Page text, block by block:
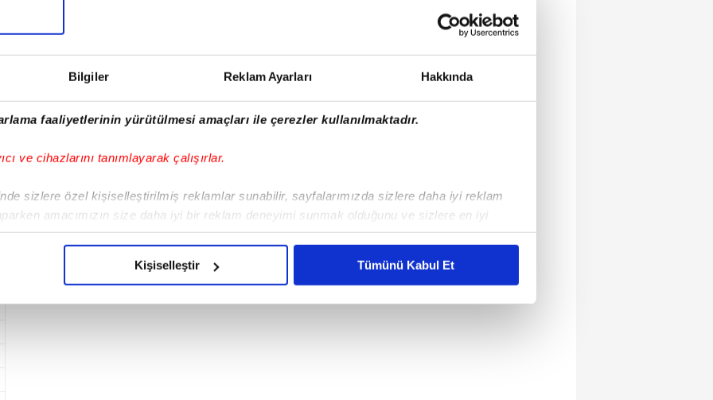
Bilgiler Reklam Ayarları Hakkında
faaliyetlerinin yürütülmesi amaçları ile çerezler kullanılmaktadır.
ve cihazlarını tanımlayarak çalışırlar.
sizlere özel kişiselleştirilmiş reklamlar sunabilir, sayfalarımızda sizlere daha iyi reklam
amacımızın size daha iyi bir reklam deneyimi sunmak olduğunu ve sizlere en iyi
gelen çabayı gösterdiğimizi ve bu noktada, reklamların maliyetlerimizi karşılamak
için İnternet Sitemizde kendimize ve üçüncü kişilere ait çerezler kullanılmaktadır. Bu
verileriniz işlenmekte olup gerekli olan çerezler bilgi toplumu hizmetlerinin sunulması
amaçlarıyla sınırlı olarak açık rızanız dahilinde kullanılacaktır.
Kişiselleştir Tümünü Kabul Et
NE KADAR OLDU?